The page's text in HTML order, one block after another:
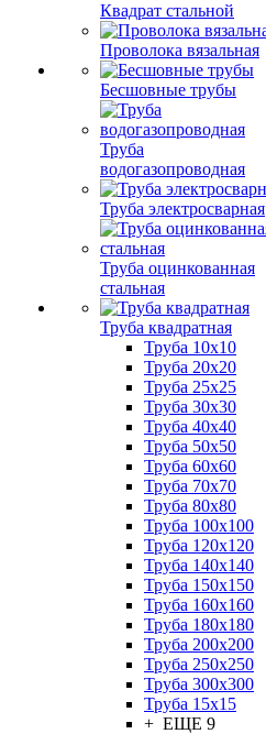
Квадрат стальной
Проволока вязальная
Бесшовные трубы
Труба
водогазопроводная
Труба электросварная
Труба оцинкованная
стальная
Труба квадратная
Труба 10x10
Труба 20x20
Труба 25x25
Труба 30x30
Труба 40x40
Труба 50x50
Труба 60x60
Труба 70x70
Труба 80x80
Труба 100x100
Труба 120x120
Труба 140x140
Труба 150x150
Труба 160x160
Труба 180x180
Труба 200x200
Труба 250x250
Труба 300x300
Труба 15x15
+ ЕЩЕ 9